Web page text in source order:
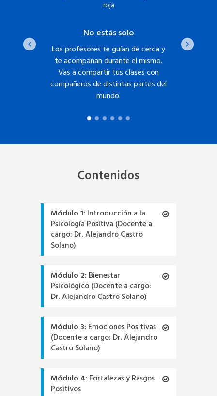
de
No estás solo
Los profesores te guían de cerca y
te acompañan durante el mismo.
Vas a compartir tus clases con
compañeros de distintas partes del
mundo.
Contenidos
Módulo 1: Introducción a la
Psicología Positiva (Docente a
cargo: Dr. Alejandro Castro
Solano)
Módulo 2: Bienestar
Psicológico (Docente a cargo:
Dr. Alejandro Castro Solano)
Módulo 3: Emociones Positivas
(Docente a cargo: Dr. Alejandro
Castro Solano)
Módulo 4: Fortalezas y Rasgos
Positivos